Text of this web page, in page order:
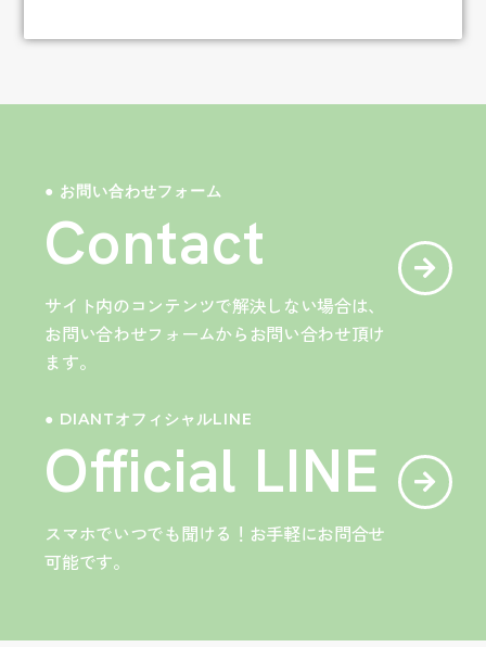
● お問い合わせフォーム
Contact
サイト内のコンテンツで解決しない場合は、
お問い合わせフォームからお問い合わせ頂け
ます。
● DIANTオフィシャルLINE
Official LINE
スマホでいつでも聞ける！お手軽にお問合せ
可能です。